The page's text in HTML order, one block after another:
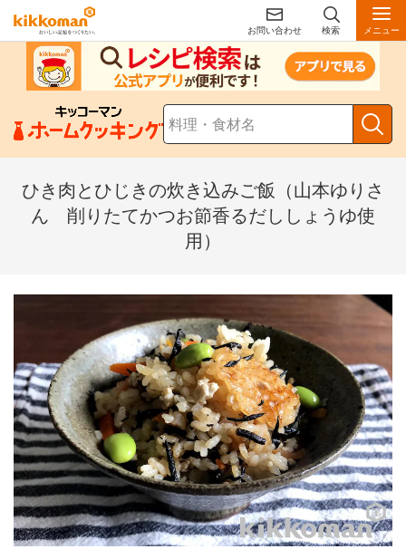
お問い合わせ 検索 メニュー
ひき肉とひじきの炊き込みご飯（山本ゆりさ
ん 削りたてかつお節香るだししょうゆ使
用）